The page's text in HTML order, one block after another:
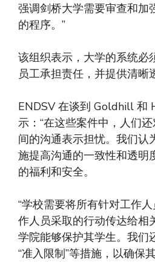
强调剑桥大学需要审查和加
的程序。”
该组织表示，大学的系统必
员工承担责任，并提供清晰
ENDSV 在谈到 Goldhill 和
示：“在这些案件中，人们
间的沟通表示担忧。我们认
施提高沟通的一致性和透明
的福利和安全。
“学校需要将所有针对工作
作人员采取的行动传达给相
学院能够保护其学生。我们
“准入限制”等措施，以确保